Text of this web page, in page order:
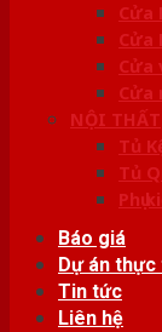
Cửa
Cửa
Cửa
Cửa
NỘI THẤT
Tủ
Tủ
Phụ
Báo giá
Dự án thực
Tin tức
Liên hệ